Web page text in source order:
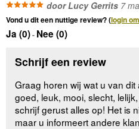
door Lucy Gerrits 7
Vond u dit een nuttige review? (login
Ja (0)- Nee (0)
Schrijf een review
Graag horen wij wat u van
goed, leuk, mooi, slecht,
schrijf gerust alles op! Het is
maar u informeert andere